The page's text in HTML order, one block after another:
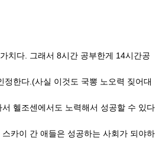
치다. 그래서 8시간 공부한게 14시간공
정한다.(사실 이것도 국뽕 노오력 짖어대
헬조센에서도 노력해서 성공할 수 있다
카이 간 애들은 성공하는 사회가 되야하